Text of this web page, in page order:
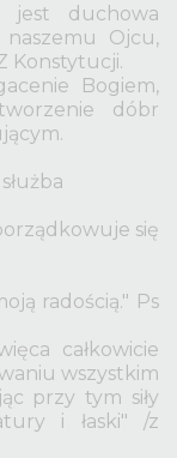
jest duchowa
Ojcu,
Konstytucji.
Bogiem,
dóbr
się
radością." Ps
całkowicie
wszystkim
przy tym siły
i łaski" /z